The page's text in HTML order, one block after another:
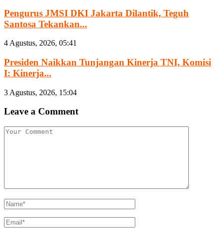
Pengurus JMSI DKI Jakarta Dilantik, Teguh
Santosa Tekankan...
4 Agustus, 2026, 05:41
Presiden Naikkan Tunjangan Kinerja TNI, Komisi
I: Kinerja...
3 Agustus, 2026, 15:04
Leave a Comment